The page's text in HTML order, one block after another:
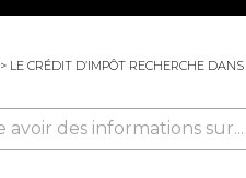
> LE CRÉDIT D’IMPÔT RECHERCHE